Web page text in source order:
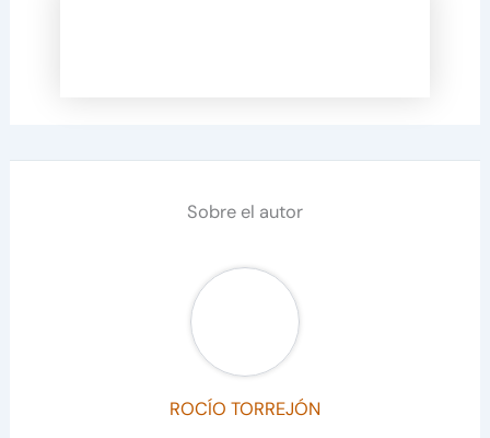
Sobre el autor
ROCÍO TORREJÓN